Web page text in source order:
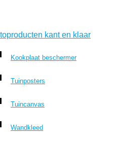
kant en klaar
Kookplaat beschermer
Tuinposters
Tuincanvas
Wandkleed